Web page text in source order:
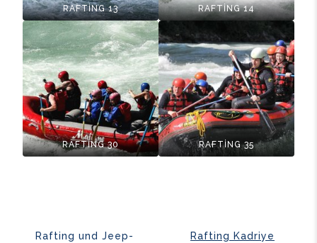
RAFTİNG 13 RAFTİNG 14
RAFTİNG 30 RAFTİNG 35
Rafting und Jeep-
Rafting Kadriye